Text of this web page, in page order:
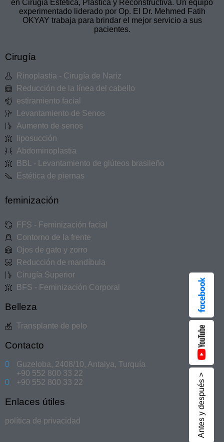
en Cirugía Estética, Plástica y Reconstructiva. Un equipo
experimentado liderado por Op. El Dr. Mehmed Fatih
OKYAY trabaja para brindar el mejor servicio a sus
pacientes.
Cirugía
Rinoplastia - Cirugía de Nariz
Reducción de la línea del cabello
estiramiento facial
Levantamiento de Senos
Aumento de senos
liposucción
Abdominoplastia
BBL - Levantamiento de glúteos brasileño
Estética de piernas
feminización
FFS - Feminización facial
Contorno de la frente
Ojos de gato y zorro
Reducción de mandíbula
Cirugía Superior
BFS - Feminización Corporal
Belleza
Transplante de pelo
Contacto
Guzeloba, 2408/10, Antalya, Turquía
+90 552 800 33 22
+90 552 800 33 22
Enlaces útiles
política de privacidad Antes y después >